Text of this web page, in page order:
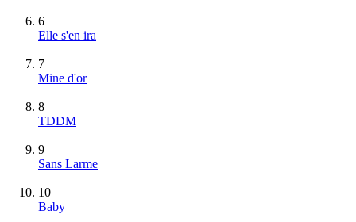
6
Elle s'en ira
7
Mine d'or
8
TDDM
9
Sans Larme
10
Baby